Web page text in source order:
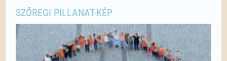
SZŐREGI PILLANAT-KÉP